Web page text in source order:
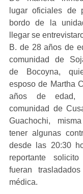
lugar oficiales de
bordo de la
llegar se
B. de 28 años de
comunidad de
de Bocoyna,
esposo de Martha
años de edad,
comunidad de
Guachochi,
tener algunas
desde las 20:30
reportante
fueran
médica.